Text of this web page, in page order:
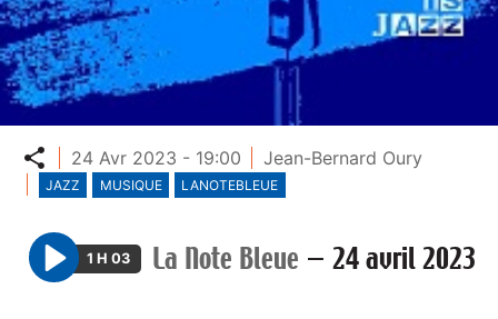
Partager
24 Avr 2023 - 19:00 Jean-Bernard Oury
JAZZ MUSIQUE LANOTEBLEUE
P
1 H 03 La Note Bleue — 24 avril 2023